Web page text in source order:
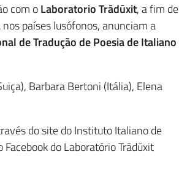
com oLaboratorio Trādūxit, a fim de
países lusófonos, anunciam a
de Tradução de Poesia de Italiano
Barbara Bertoni (Itália), Elena
do site do Instituto Italiano de
do Laboratório Trādūxit